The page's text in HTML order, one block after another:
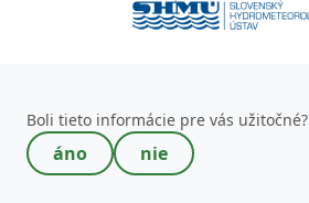
Boli tieto informácie pre vás užitočné?
áno nie
Toto pole nevypĺňajte!